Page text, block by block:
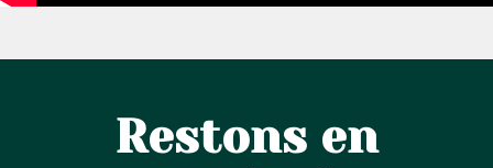
Restons en